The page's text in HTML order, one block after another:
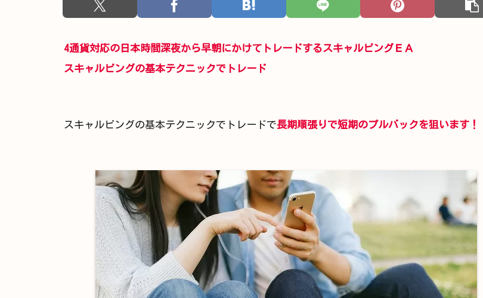
4通貨対応の日本時間深夜から早朝にかけてトレードするスキャルピングＥＡ
スキャルピングの基本テクニックでトレード
スキャルピングの基本テクニックでトレードで長期順張りで短期のプルバックを狙います！